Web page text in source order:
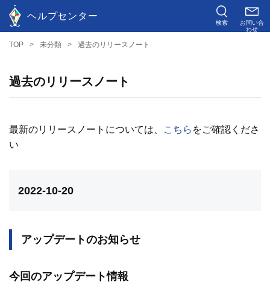
ヘルプセンター
検索
お問い合
わせ
TOP 未分類 過去のリリースノート
過去のリリースノート
最新のリリースノートについては、 こちら をご確認くださ
い
2022-10-20
アップデートのお知らせ
今回のアップデート情報